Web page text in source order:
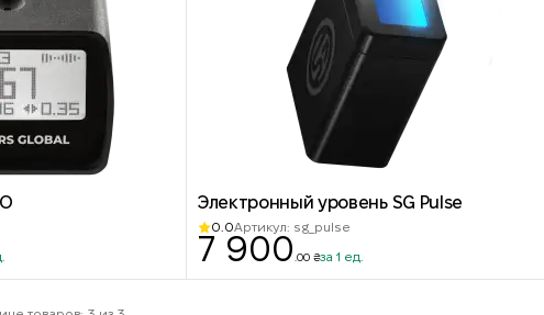
Электронный уровень SG Pulse
0.0Артикул: sg_pulse
7 900 .00 ₴за 1 ед.